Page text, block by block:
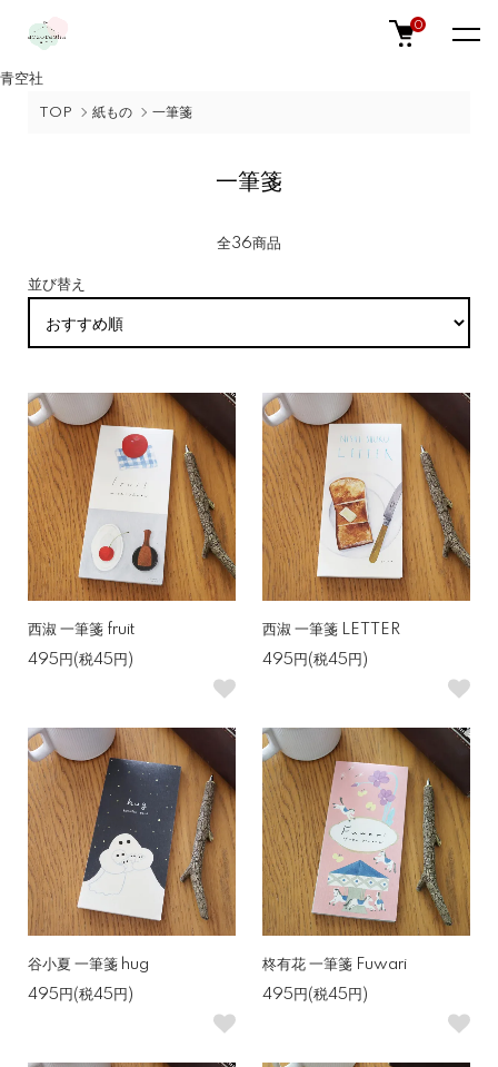
青空社
0
TOP 紙もの 一筆箋
一筆箋
全36商品
並び替え
西淑 一筆箋 fruit
495円(税45円)
西淑 一筆箋 LETTER
495円(税45円)
谷小夏 一筆箋 hug
495円(税45円)
柊有花 一筆箋 Fuwari
495円(税45円)